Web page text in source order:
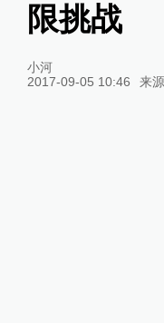
限挑战
小河
2017-09-05 10:46
来源